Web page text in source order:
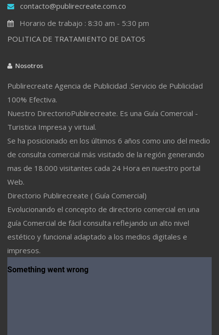
contacto@publirecreate.com.co
Horario de trabajo : 8:30 am - 5:30 pm
POLITICA DE TRATAMIENTO DE DATOS
Nosotros
Publirecreate Agencia de Publicidad .Servicio de Publicidad
100% Efectiva.
Nuestro DirectorioPublirecreate. Es una Guía Comercial -
Turistica Impresa y virtual.
Se ha posicionado en los últimos 6 años como uno del medio
de consulta comercial más visitado de la región generando
mas de 18.000 visitantes cada 24 Hora en nuestro portal
Web.
Directorio Publirecreate ( Guía Comercial)
Evolucionando el concepto de directorio comercial en una
guía Comercial de fácil consulta reflejando un alto nivel
estético y funcional adaptado a los medios digitales e
impresos.